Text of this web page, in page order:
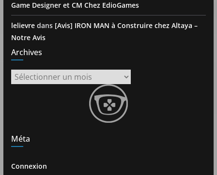
Game Designer et CM Chez EdioGames
lelievredans [Avis] IRON MAN à Construire chez Altaya –
Notre Avis
Archives
Archives
Méta
Connexion